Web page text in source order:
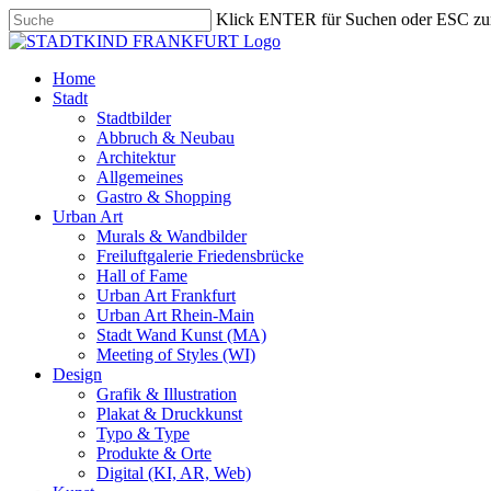
Skip
to
content
Klick ENTER für Suchen oder ESC
Close
search
Menu
Home
Stadt
Stadtbilder
Abbruch & Neubau
Architektur
Allgemeines
Gastro & Shopping
Urban Art
Murals & Wandbilder
Freiluftgalerie Friedensbrücke
Hall of Fame
Urban Art Frankfurt
Urban Art Rhein-Main
Stadt Wand Kunst (MA)
Meeting of Styles (WI)
Design
Grafik & Illustration
Plakat & Druckkunst
Typo & Type
Produkte & Orte
Digital (KI, AR, Web)